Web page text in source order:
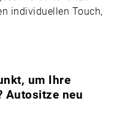
individuellen Touch,
um Ihre
Autositze neu